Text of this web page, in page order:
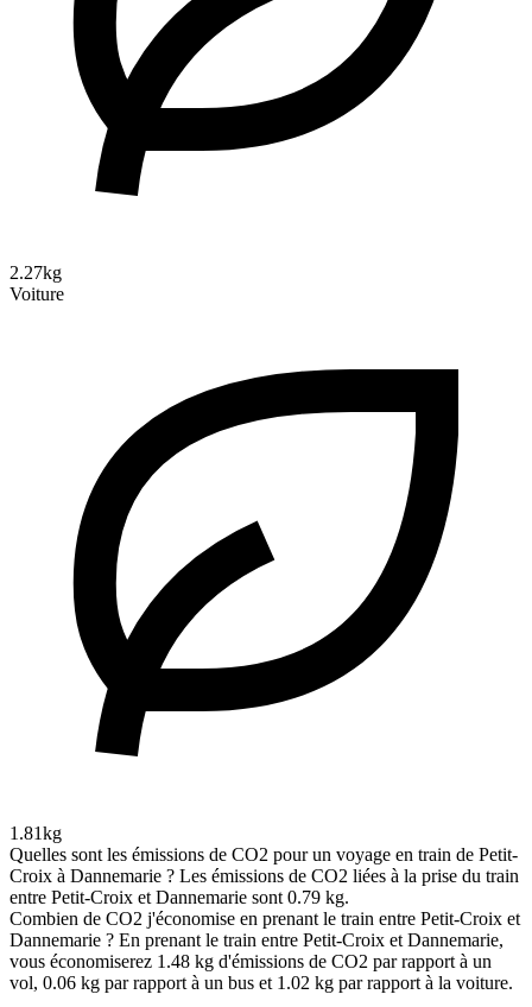
2.27kg
Voiture
1.81kg
Quelles sont les émissions de CO2 pour un voyage en train de Petit-
Croix à Dannemarie ? Les émissions de CO2 liées à la prise du train
entre Petit-Croix et Dannemarie sont 0.79 kg.
Combien de CO2 j'économise en prenant le train entre Petit-Croix et
Dannemarie ? En prenant le train entre Petit-Croix et Dannemarie,
vous économiserez 1.48 kg d'émissions de CO2 par rapport à un
vol, 0.06 kg par rapport à un bus et 1.02 kg par rapport à la voiture.